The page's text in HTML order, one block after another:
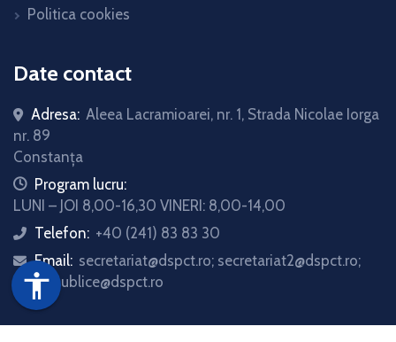
accessibility
Politica cookies
Date contact
Adresa: Aleea Lacramioarei, nr. 1, Strada Nicolae Iorga
nr. 89
Constanța
iconProgram lucru:
LUNI – JOI 8,00-16,30 VINERI: 8,00-14,00
icon
Telefon: +40 (241) 83 83 30
icon
Email: secretariat@dspct.ro; secretariat2@dspct.ro;
relatii.publice@dspct.ro